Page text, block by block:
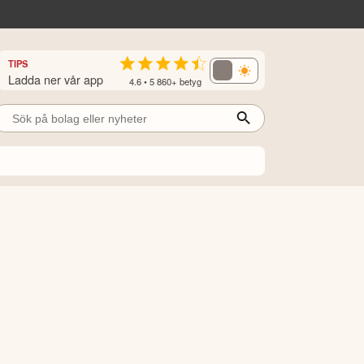
TIPS
Ladda ner vår app 4.6 • 5 860+ betyg